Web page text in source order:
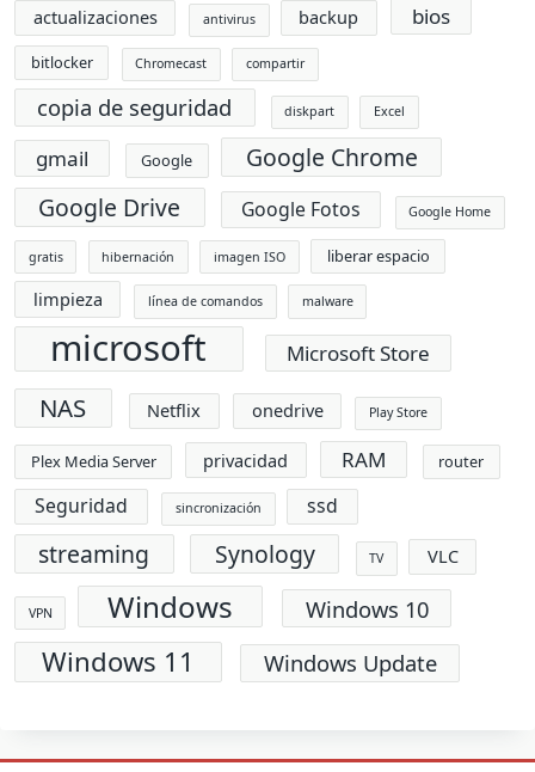
actualizaciones antivirus backup bios
bitlocker Chromecast compartir
copia de seguridad diskpart Excel
gmail Google
Google Chrome
Google Drive
Google Fotos Google Home
gratis hibernación imagen ISO liberar espacio
limpieza línea de comandos malware
microsoft Microsoft Store
NAS Netflix onedrive Play Store
Plex Media Server privacidad RAM router
Seguridad sincronización ssd
streaming Synology TV VLC
VPN Windows Windows 10
Windows 11 Windows Update